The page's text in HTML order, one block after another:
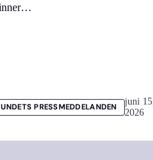
PRESSMEDDELANDEN
juni 15,
2026